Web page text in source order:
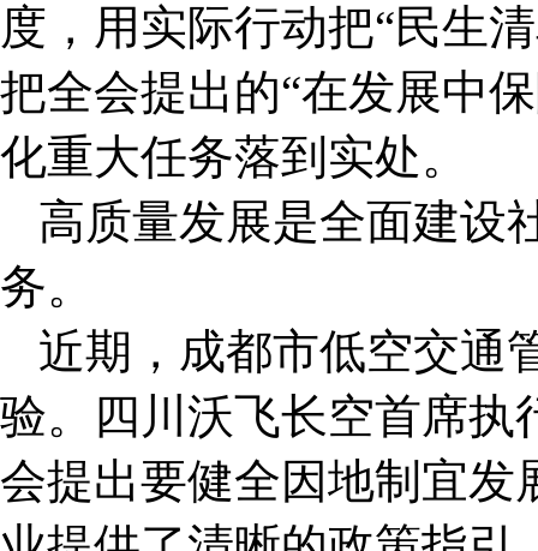
度，用实际行动把“民生
把全会提出的“在发展中
化重大任务落到实处。
高质量发展是全面建设
务。
近期，成都市低空交通
验。四川沃飞长空首席执
会提出要健全因地制宜发